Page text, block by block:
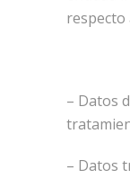
respecto
– Datos
– Datos